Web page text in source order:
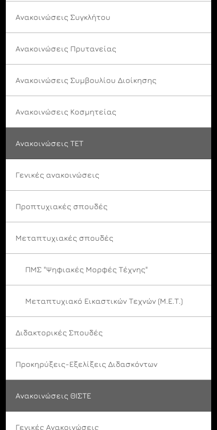
Ανακοινώσεις Συγκλήτου
Ανακοινώσεις Πρυτανείας
Ανακοινώσεις Συμβουλίου Διοίκησης
Ανακοινώσεις Κοσμητείας
Ανακοινώσεις ΤΕΤ
Γενικές ανακοινώσεις
Προπτυχιακές σπουδές
Μεταπτυχιακές σπουδές
ΠΜΣ "Ψηφιακές Μορφές Τέχνης"
Μεταπτυχιακό Εικαστικών Τεχνών (Μ.Ε.Τ.)
Διδακτορικές Σπουδές
Προκηρύξεις-Εξελίξεις Διδασκόντων
Ανακοινώσεις ΘΙΣΤΕ
Γενικές Ανακοινώσεις